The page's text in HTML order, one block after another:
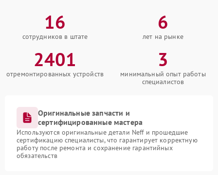
16
сотрудников в штате
6
лет на рынке
2401
отремонтированных устройств
3
минимальный опыт работы
специалистов
Оригинальные запчасти и
сертифицированные мастера
Используются оригинальные детали Neff и прошедшие
сертификацию специалисты, что гарантирует корректную
работу после ремонта и сохранение гарантийных
обязательств